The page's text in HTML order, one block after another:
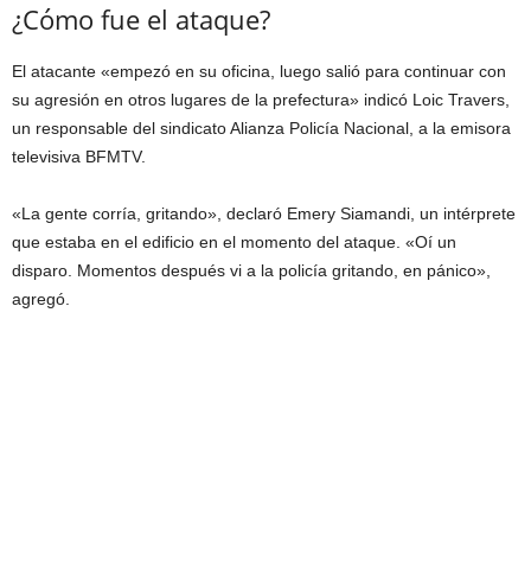
¿Cómo fue el ataque?
El atacante «empezó en su oficina, luego salió para continuar con
su agresión en otros lugares de la prefectura» indicó Loic Travers,
un responsable del sindicato Alianza Policía Nacional, a la emisora
televisiva BFMTV.
«La gente corría, gritando», declaró Emery Siamandi, un intérprete
que estaba en el edificio en el momento del ataque. «Oí un
disparo. Momentos después vi a la policía gritando, en pánico»,
agregó.